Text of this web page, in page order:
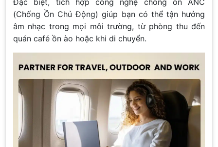
(Chống Ồn Chủ Động) giúp bạn có thể tận hưởng
âm nhạc trong mọi môi trường, từ phòng thu đến
quán café ồn ào hoặc khi di chuyển.